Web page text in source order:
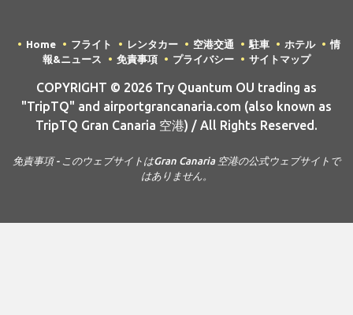
Home フライト レンタカー 空港交通 駐車 ホテル
情
報&ニュース
免責事項 プライバシー サイトマップ
COPYRIGHT © 2026 Try Quantum OU trading as
"TripTQ" and airportgrancanaria.com (also known as
TripTQ Gran Canaria 空港) / All Rights Reserved.
免責事項 - このウェブサイトはGran Canaria 空港の公式ウェブサイトで
はありません。